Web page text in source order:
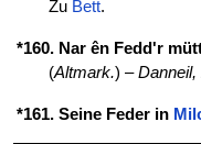
Zu Bett.
*160. Nar ên Fedd'r
(Altmark.) –Danneil,
*161. Seine Feder in